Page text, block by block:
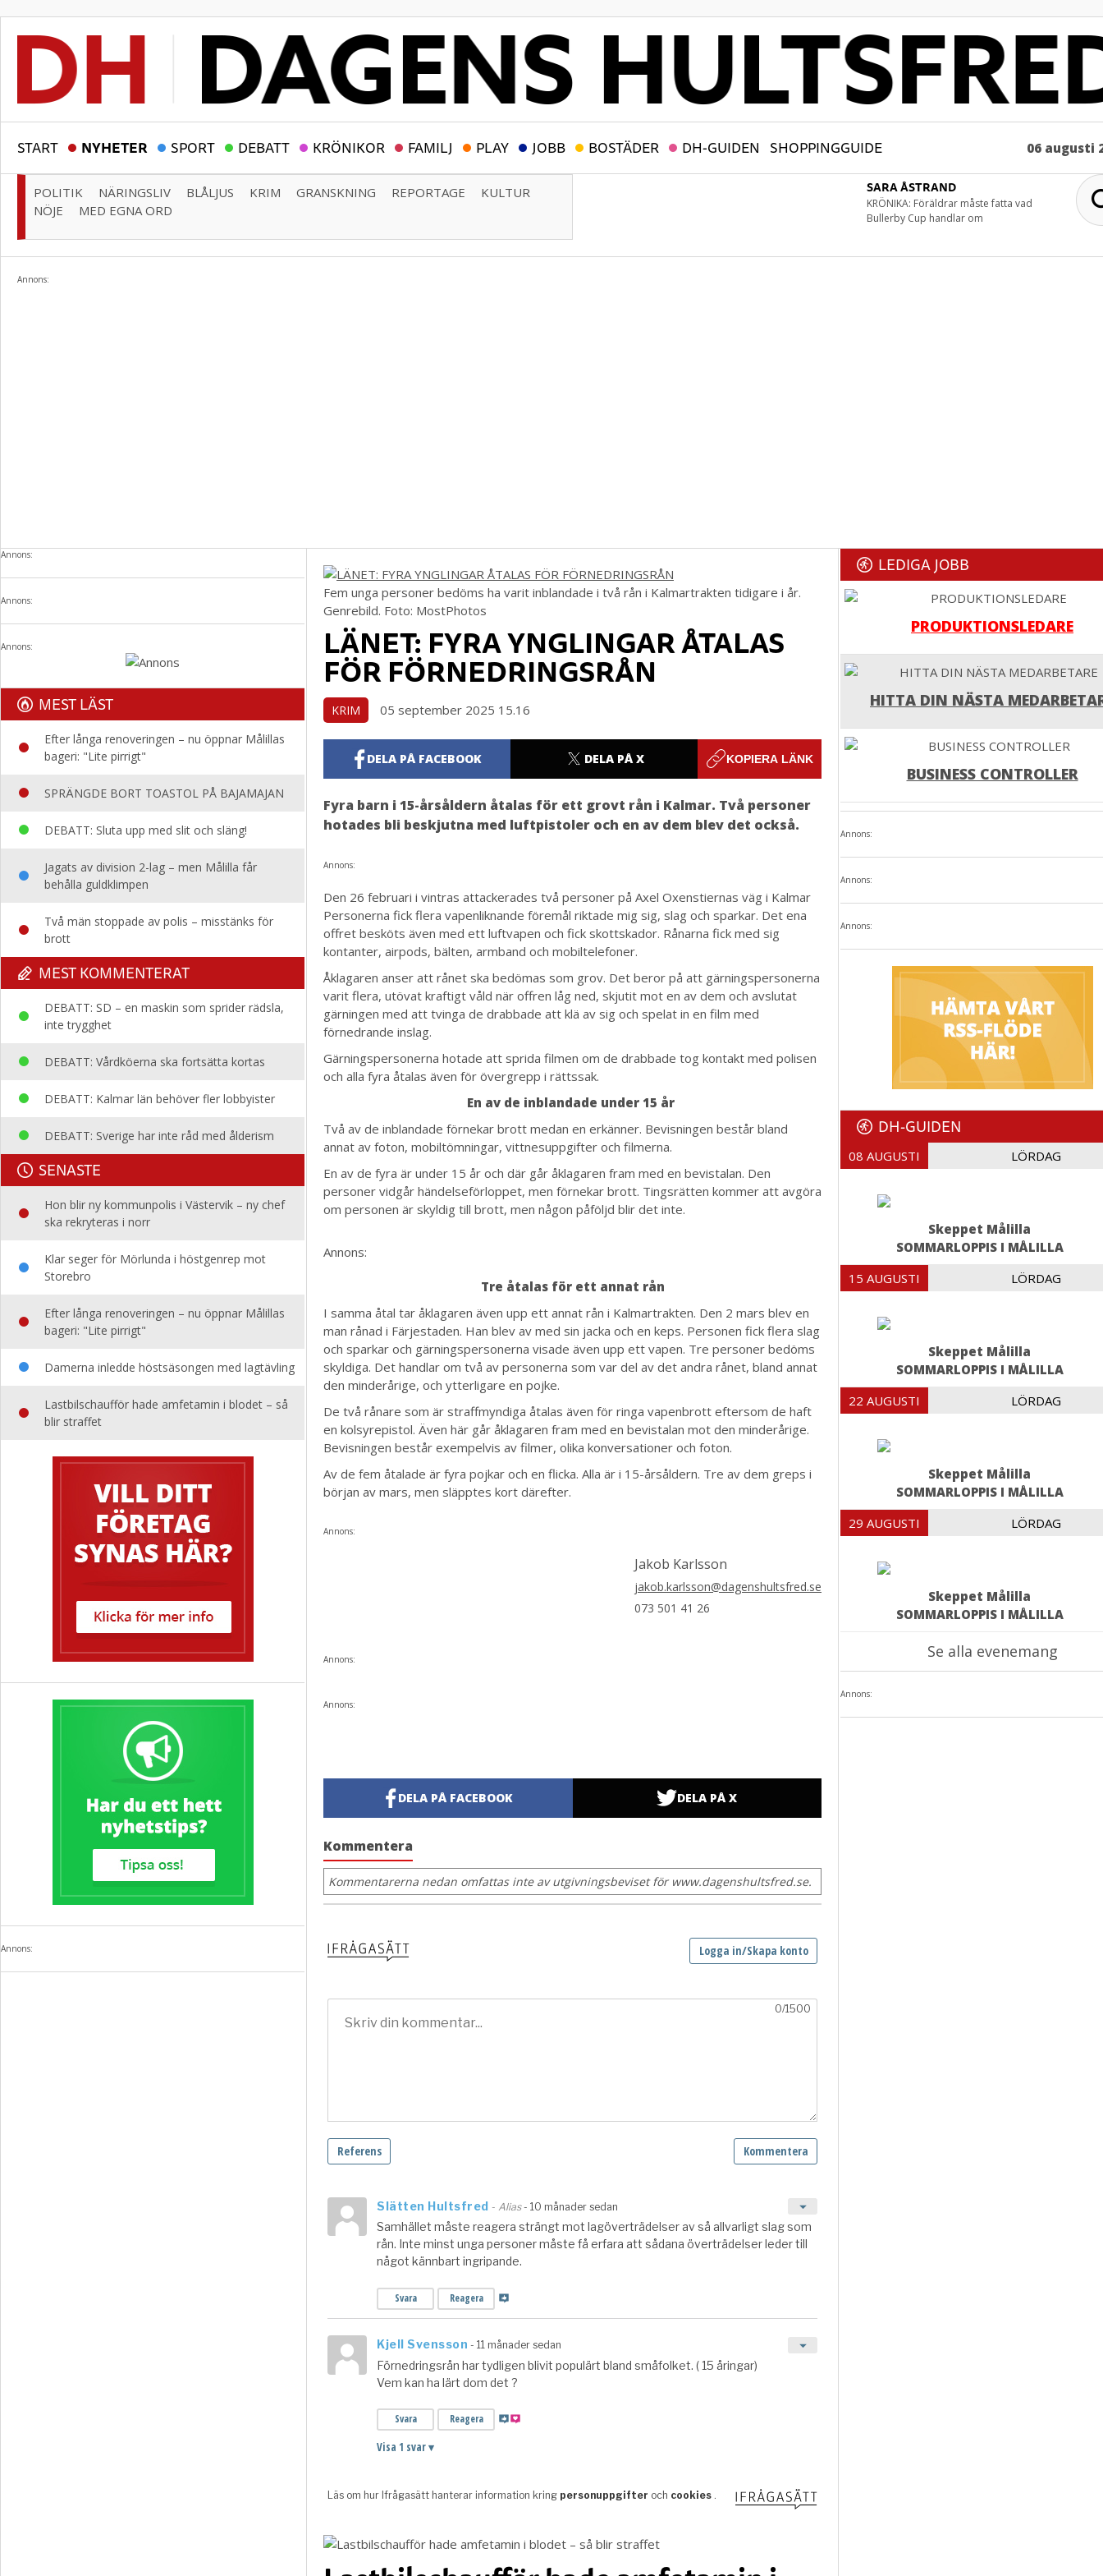
START NYHETER SPORT DEBATT KRÖNIKOR FAMILJ PLAY JOBB BOSTÄDER DH-GUIDEN SHOPPINGGUIDE 06 augusti
POLITIK NÄRINGSLIV BLÅLJUS KRIM GRANSKNING REPORTAGE
KULTUR
NÖJE
MED EGNA ORD
SARA ÅSTRAND
KRÖNIKA: Föräldrar måste fatta vad
Bullerby Cup handlar om
Annons:
Annons:
Annons:
Annons:
MEST LÄST
Efter långa renoveringen – nu öppnar Målillas
bageri: "Lite pirrigt"
SPRÄNGDE BORT TOASTOL PÅ BAJAMAJAN
DEBATT: Sluta upp med slit och släng!
Jagats av division 2-lag – men Målilla får
behålla guldklimpen
Två män stoppade av polis – misstänks för
brott
MEST KOMMENTERAT
DEBATT: SD – en maskin som sprider rädsla,
inte trygghet
DEBATT: Vårdköerna ska fortsätta kortas
DEBATT: Kalmar län behöver fler lobbyister
DEBATT: Sverige har inte råd med ålderism
SENASTE
Hon blir ny kommunpolis i Västervik – ny chef
ska rekryteras i norr
Klar seger för Mörlunda i höstgenrep mot
Storebro
Efter långa renoveringen – nu öppnar Målillas
bageri: "Lite pirrigt"
Damerna inledde höstsäsongen med lagtävling
Lastbilschaufför hade amfetamin i blodet – så
blir straffet
Annons:
Fem unga personer bedöms ha varit inblandade i två rån i Kalmartrakten tidigare i år.
Genrebild. Foto: MostPhotos
LÄNET: FYRA YNGLINGAR ÅTALAS
FÖR FÖRNEDRINGSRÅN
KRIM 05 september 2025 15.16
DELA PÅ FACEBOOK DELA PÅ X KOPIERA LÄNK
Fyra barn i 15-årsåldern åtalas för ett grovt rån i Kalmar. Två personer
hotades bli beskjutna med luftpistoler och en av dem blev det också.
Annons:
Den 26 februari i vintras attackerades två personer på Axel Oxenstiernas väg i Kalmar
Personerna fick flera vapenliknande föremål riktade mig sig, slag och sparkar. Det ena
offret besköts även med ett luftvapen och fick skottskador. Rånarna fick med sig
kontanter, airpods, bälten, armband och mobiltelefoner.
Åklagaren anser att rånet ska bedömas som grov. Det beror på att gärningspersonerna
varit flera, utövat kraftigt våld när offren låg ned, skjutit mot en av dem och avslutat
gärningen med att tvinga de drabbade att klä av sig och spelat in en film med
förnedrande inslag.
Gärningspersonerna hotade att sprida filmen om de drabbade tog kontakt med polisen
och alla fyra åtalas även för övergrepp i rättssak.
En av de inblandade under 15 år
Två av de inblandade förnekar brott medan en erkänner. Bevisningen består bland
annat av foton, mobiltömningar, vittnesuppgifter och filmerna.
En av de fyra är under 15 år och där går åklagaren fram med en bevistalan. Den
personer vidgår händelseförloppet, men förnekar brott. Tingsrätten kommer att avgöra
om personen är skyldig till brott, men någon påföljd blir det inte.
Annons:
Tre åtalas för ett annat rån
I samma åtal tar åklagaren även upp ett annat rån i Kalmartrakten. Den 2 mars blev en
man rånad i Färjestaden. Han blev av med sin jacka och en keps. Personen fick flera slag
och sparkar och gärningspersonerna visade även upp ett vapen. Tre personer bedöms
skyldiga. Det handlar om två av personerna som var del av det andra rånet, bland annat
den minderårige, och ytterligare en pojke.
De två rånare som är straffmyndiga åtalas även för ringa vapenbrott eftersom de haft
en kolsyrepistol. Även här går åklagaren fram med en bevistalan mot den minderårige.
Bevisningen består exempelvis av filmer, olika konversationer och foton.
Av de fem åtalade är fyra pojkar och en flicka. Alla är i 15-årsåldern. Tre av dem greps i
början av mars, men släpptes kort därefter.
Annons:
Jakob Karlsson
jakob.karlsson@dagenshultsfred.se
073 501 41 26
Annons:
Annons:
DELA PÅ FACEBOOK DELA PÅ X
Kommentera
Kommentarerna nedan omfattas inte av utgivningsbeviset för www.dagenshultsfred.se.
LEDIGA JOBB
PRODUKTIONSLEDARE
HITTA DIN NÄSTA
BUSINESS CONTROLLER
Annons:
Annons:
Annons:
DH-GUIDEN
08 AUGUSTI LÖRDAG
Skeppet Målilla
SOMMARLOPPIS I MÅLILLA
15 AUGUSTI LÖRDAG
Skeppet Målilla
SOMMARLOPPIS I MÅLILLA
22 AUGUSTI LÖRDAG
Skeppet Målilla
SOMMARLOPPIS I MÅLILLA
29 AUGUSTI LÖRDAG
Skeppet Målilla
SOMMARLOPPIS I MÅLILLA
Se alla evenemang
Annons: